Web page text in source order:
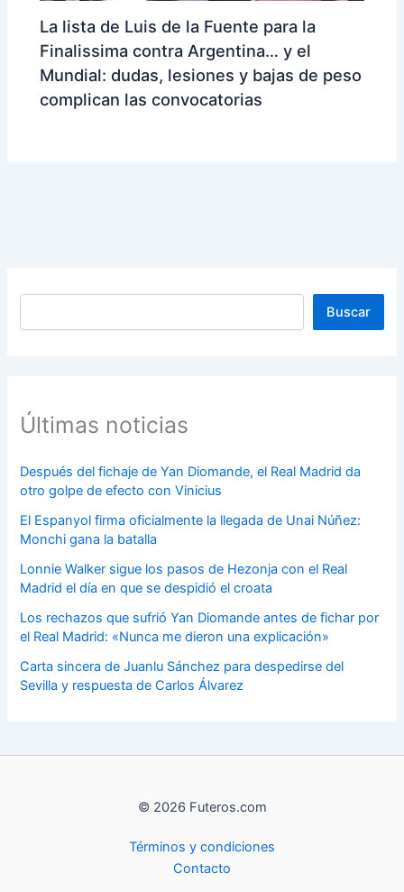
La lista de Luis de la Fuente para la
Finalissima contra Argentina… y el
Mundial: dudas, lesiones y bajas de peso
complican las convocatorias
Buscar
Buscar
Últimas noticias
Después del fichaje de Yan Diomande, el Real Madrid da
otro golpe de efecto con Vinicius
El Espanyol firma oficialmente la llegada de Unai Núñez:
Monchi gana la batalla
Lonnie Walker sigue los pasos de Hezonja con el Real
Madrid el día en que se despidió el croata
Los rechazos que sufrió Yan Diomande antes de fichar por
el Real Madrid: «Nunca me dieron una explicación»
Carta sincera de Juanlu Sánchez para despedirse del
Sevilla y respuesta de Carlos Álvarez
© 2026 Futeros.com
Términos y condiciones
Contacto